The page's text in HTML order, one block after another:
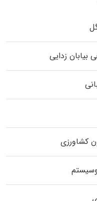
بیابان زدایی
کشاورزی